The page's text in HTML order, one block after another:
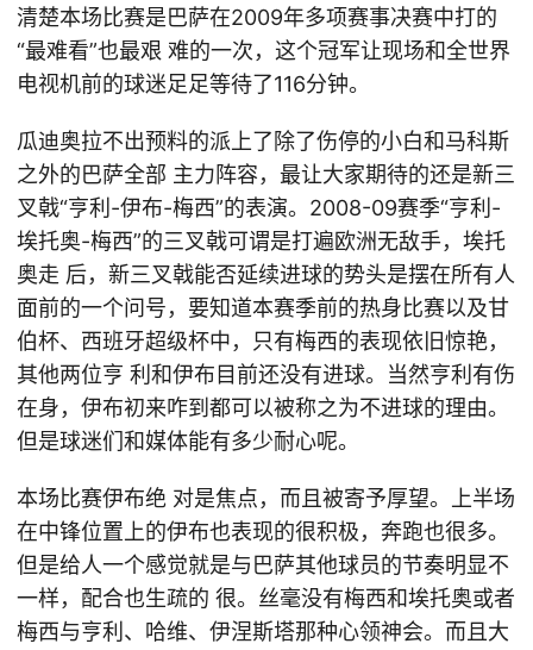
清楚本场比赛是巴萨在2009年多项赛事决赛中打的
“最难看”也最艰 难的一次，这个冠军让现场和全世界
电视机前的球迷足足等待了116分钟。
瓜迪奥拉不出预料的派上了除了伤停的小白和马科斯
之外的巴萨全部 主力阵容，最让大家期待的还是新三
叉戟“亨利-伊布-梅西”的表演。2008-09赛季“亨利-
埃托奥-梅西”的三叉戟可谓是打遍欧洲无敌手，埃托
奥走 后，新三叉戟能否延续进球的势头是摆在所有人
面前的一个问号，要知道本赛季前的热身比赛以及甘
伯杯、西班牙超级杯中，只有梅西的表现依旧惊艳，
其他两位亨 利和伊布目前还没有进球。当然亨利有伤
在身，伊布初来咋到都可以被称之为不进球的理由。
但是球迷们和媒体能有多少耐心呢。
本场比赛伊布绝 对是焦点，而且被寄予厚望。上半场
在中锋位置上的伊布也表现的很积极，奔跑也很多。
但是给人一个感觉就是与巴萨其他球员的节奏明显不
一样，配合也生疏的 很。丝毫没有梅西和埃托奥或者
梅西与亨利、哈维、伊涅斯塔那种心领神会。而且大